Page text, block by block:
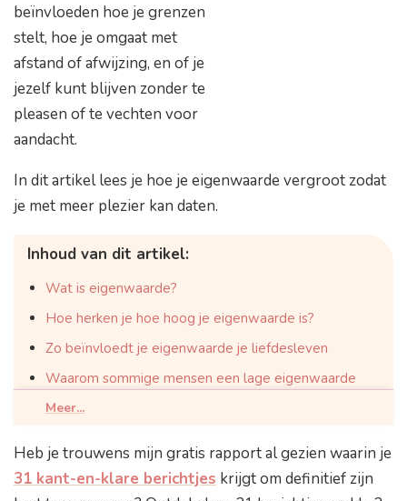
beïnvloeden hoe je grenzen
stelt, hoe je omgaat met
afstand of afwijzing, en of je
jezelf kunt blijven zonder te
pleasen of te vechten voor
aandacht.
In dit artikel lees je hoe je eigenwaarde vergroot zodat
je met meer plezier kan daten.
Inhoud van dit artikel:
Wat is eigenwaarde?
Hoe herken je hoe hoog je eigenwaarde is?
Zo beïnvloedt je eigenwaarde je liefdesleven
Waarom sommige mensen een lage eigenwaarde
Eigenwaarde vergroten – Conclusie
Meer...
Heb je trouwens mijn gratis rapport al gezien waarin je
31 kant-en-klare berichtjes krijgt om definitief zijn